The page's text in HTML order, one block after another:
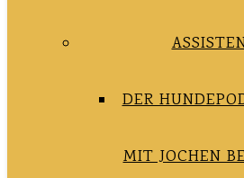
DER
MIT JOCHEN